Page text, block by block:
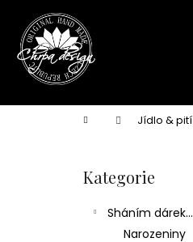
obsah
Domů Jídlo & pití
Přeskočit
kategorie
Kategorie
Sháním dárek...
Narozeniny
Zpět
do
obchodu
Zpět
do
obchodu